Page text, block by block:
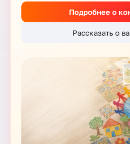
Подробнее о
Рассказать о